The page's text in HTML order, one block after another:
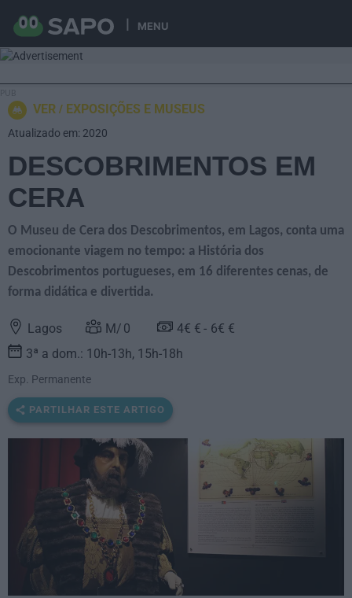
MENU
VER EXPOSIÇÕES E MUSEUS
DESCOBRIMENTOS EM
CERA
O Museu de Cera dos Descobrimentos, em Lagos, conta uma
emocionante viagem no tempo: a História dos
Descobrimentos portugueses, em 16 diferentes cenas, de
forma didática e divertida.
Lagos 0 4€ €
6€ €
3ª a dom.: 10h-13h, 15h-18h
Exp. Permanente
PARTILHAR ESTE ARTIGO
Atualizado em: 2020